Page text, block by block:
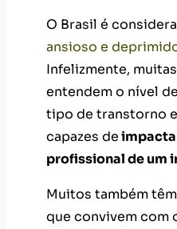
O Brasil é
ansioso e
Infelizmente,
entendem o nível
tipo de transtorno
capazes de
profissional de um
Muitos também
que convivem com